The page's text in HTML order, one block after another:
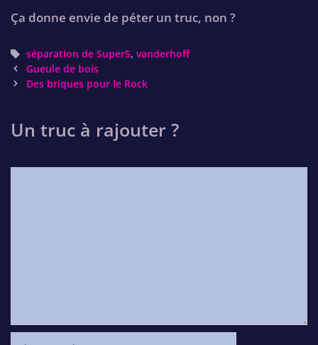
Ça donne envie de péter un truc, non ?
Tags
séparation de Super5, vanderhoff
Post
navigation
Gueule de bois
Des briques pour le Rock
Un truc à rajouter ?